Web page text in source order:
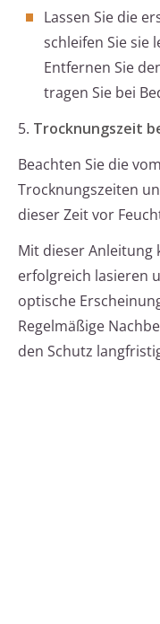
Lassen Sie die
schleifen Sie sie
Entfernen Sie
tragen Sie bei
5. Trocknungszeit
Beachten Sie die
Trocknungszeiten
dieser Zeit vor
Mit dieser Anleitung
erfolgreich lasieren
optische
Regelmäßige
den Schutz